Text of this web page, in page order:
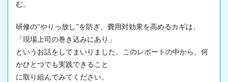
む。
研修の“やりっ放し”を防ぎ、費用対効果を高めるカギは、
「 現場上司の巻き込みにあり」
というお話をしてまいりました。このレポートの中から、何
かひとつでも実践できること
に取り組んでみてください。